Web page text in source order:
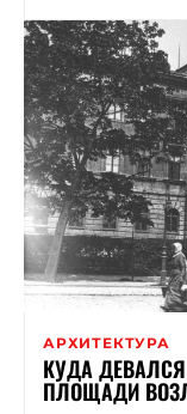
АРХИТЕКТУРА
КУДА
ПЛОЩАДИ